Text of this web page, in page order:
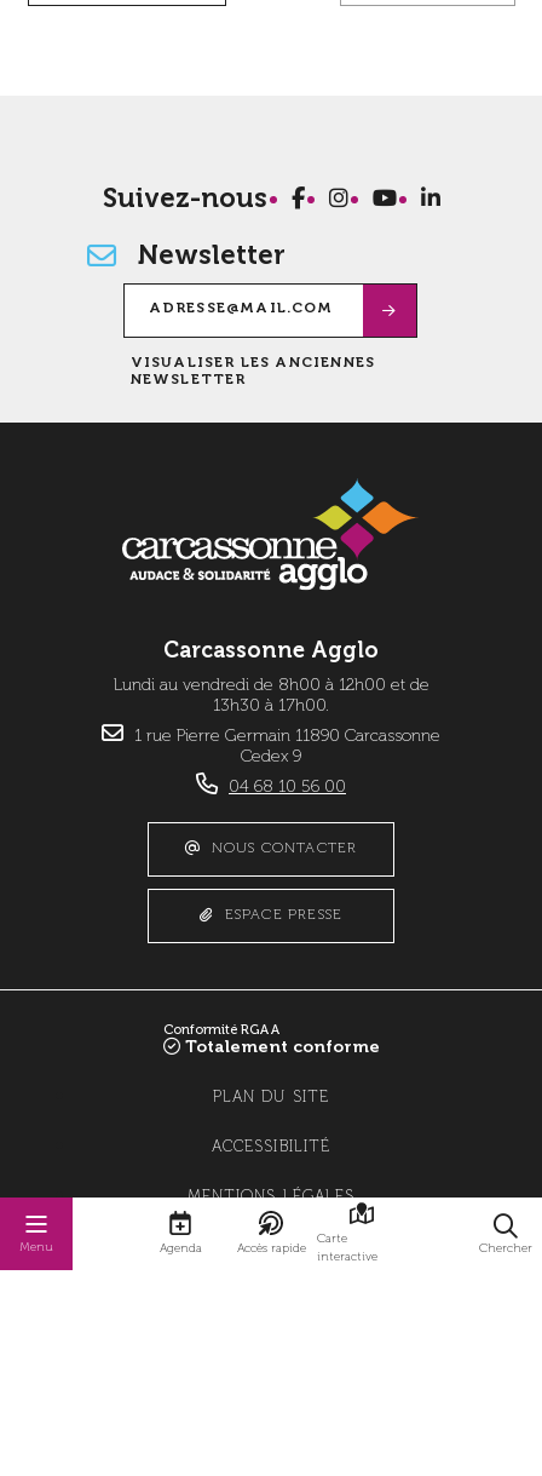
Menu Agenda Accès rapide
Carte
interactive
Chercher
Suivez-nous
Newsletter
VISUALISER LES ANCIENNES
NEWSLETTER
Carcassonne Agglo
Lundi au vendredi de 8h00 à 12h00 et de
13h30 à 17h00.
1 rue Pierre Germain 11890 Carcassonne
Cedex 9
04 68 10 56 00
NOUS CONTACTER
ESPACE PRESSE
Conformité RGAA
Totalement conforme
PLAN DU SITE
ACCESSIBILITÉ
MENTIONS LÉGALES
POLITIQUE DE CONFIDENTIALITÉ